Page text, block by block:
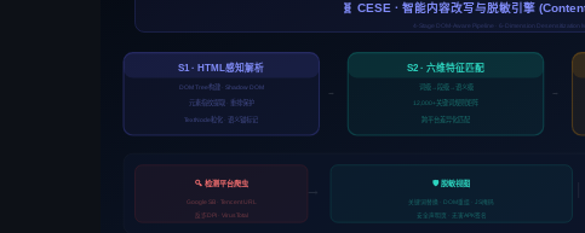
🧬 CESE · 智能内容改写与脱敏引擎
4-Stage DOM-Aware Pipeline · 6-Dimension Desensitization
S1 · HTML感知解析
DOM Tree构建 · Shadow DOM
元素指纹提取 · 重排保护
TextNode粒化 · 语义锚标记
S2 · 六维特征匹配
词级→段级→语义级
12,000+关键词规则矩阵
跨平台差异化匹配
🔍 检测平台爬虫
Google SB · Tencent URL
反诈DPI · VirusTotal
→ 🛡️ 脱敏视图
关键词替换 · DOM重组 · JS掩码
安全声明页 · 无害APK签名